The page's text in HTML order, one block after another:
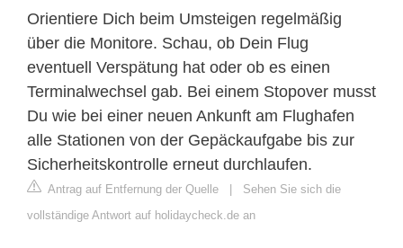
Orientiere Dich beim Umsteigen regelmäßig
über die Monitore. Schau, ob Dein Flug
eventuell Verspätung hat oder ob es einen
Terminalwechsel gab. Bei einem Stopover musst
Du wie bei einer neuen Ankunft am Flughafen
alle Stationen von der Gepäckaufgabe bis zur
Sicherheitskontrolle erneut durchlaufen.
Antrag auf Entfernung der Quelle | Sehen Sie sich die
vollständige Antwort auf holidaycheck.de an